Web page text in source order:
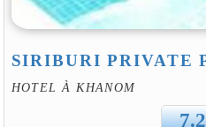
SIRIBURI PRIVATE
HOTEL À KHANOM
7.2